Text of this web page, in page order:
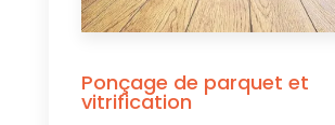
Ponçage de parquet et
vitrification